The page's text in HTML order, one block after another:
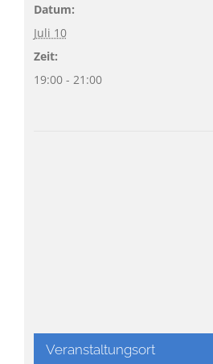
Datum:
Juli 10
Zeit:
19:00 - 21:00
Veranstaltungsort